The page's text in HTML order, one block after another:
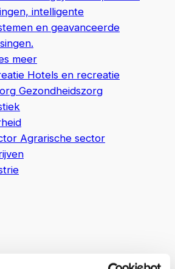
intelligente
en geavanceerde
meer
Hotels en recreatie
Gezondheidszorg
Agrarische sector